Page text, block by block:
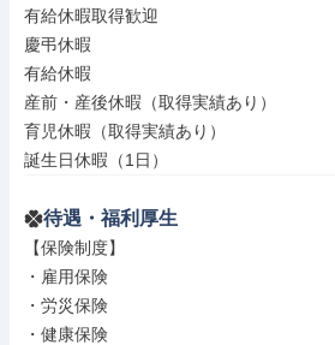
有給休暇取得歓迎
慶弔休暇
有給休暇
産前・産後休暇（取得実績あり）
育児休暇（取得実績あり）
誕生日休暇（1日）
待遇・福利厚生
【保険制度】
・雇用保険
・労災保険
・健康保険